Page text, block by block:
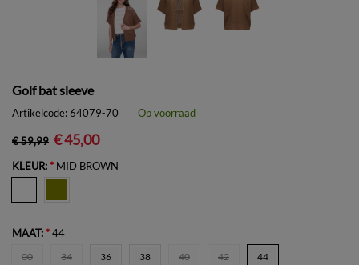
Golf bat sleeve
Artikelcode:64079-70 Op voorraad
€ 59,99 € 45,00
KLEUR:* MID BROWN
MAAT:*44
00 34 36 38 40 42 44